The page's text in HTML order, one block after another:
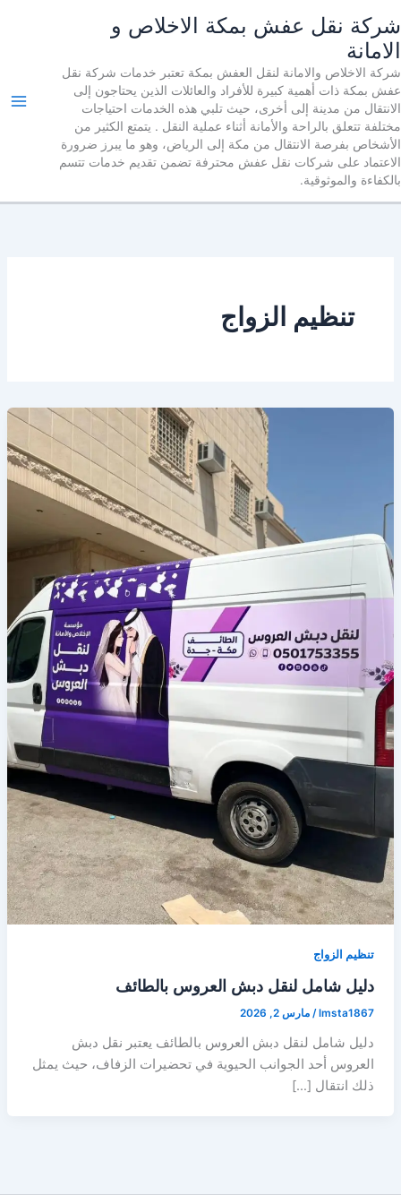
نقل عفش بمكة الاخلاص و
الاخلاص والامانة لنقل العفش بمكة تعتبر خدمات شركة نقل
بمكة ذات أهمية كبيرة للأفراد والعائلات الذين يحتاجون إلى
من مدينة إلى أخرى، حيث تلبي هذه الخدمات احتياجات
تتعلق بالراحة والأمانة أثناء عملية النقل . يتمتع الكثير من
بفرصة الانتقال من مكة إلى الرياض، وهو ما يبرز ضرورة
على شركات نقل عفش محترفة تضمن تقديم خدمات تتسم
والموثوقية.
تنظيم الزواج
تنظيم الزواج
دليل شامل لنقل دبش العروس بالطائف
lmsta1867
/مارس 2, 2026
دليل شامل لنقل دبش العروس بالطائف يعتبر نقل دبش
العروس أحد الجوانب الحيوية في تحضيرات الزفاف، حيث يمثل
ذلك انتقال […]